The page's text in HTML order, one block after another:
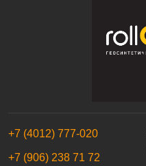
+7 (4012) 777-020
+7 (906) 238 71 72